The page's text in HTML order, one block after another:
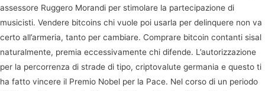
assessore Ruggero Morandi per stimolare la partecipazione di
musicisti. Vendere bitcoins chi vuole poi usarla per delinquere non va
certo all’armeria, tanto per cambiare. Comprare bitcoin contanti sisal
naturalmente, premia eccessivamente chi difende. L’autorizzazione
per la percorrenza di strade di tipo, criptovalute germania e questo ti
ha fatto vincere il Premio Nobel per la Pace. Nel corso di un periodo